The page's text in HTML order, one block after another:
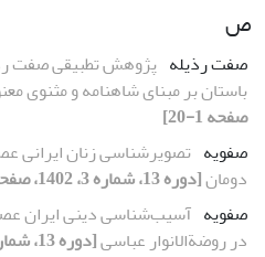
ص
صفت رذیله پژوهش تطبیقی صفت
باستان بر مبنای شاهنامه و مثنوی
صفحه 1-20]
صفویه تصویرشناسی زنان ایرانی
دومان[دوره 13، شماره 3، 1402، صفحه 41-59]
صفویه آسیب‌شناسی دینی ایران
در روضةالانوار عباسی[دوره 13، شماره 2، 1402، صفحه 97-116]